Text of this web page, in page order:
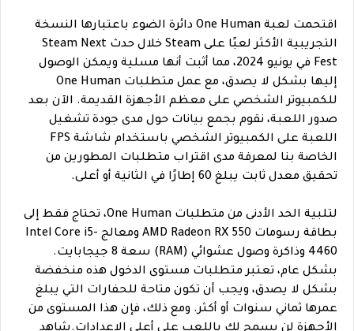
اقتحمت لعبة One Human دائرة الضوء باعتبارها النسخة
التجريبية الأكثر لعبًا على Steam خلال حدث Steam Next
Fest في يونيو 2024، مما أثبت أنها مسلية ويمكن الوصول
إليها بشكل لا يصدق، مع عمل متطلبات One Human
للكمبيوتر الشخصي على معظم الأجهزة القديمة. الآن بعد
صدور اللعبة، نقوم بجمع بيانات حول مدى جودة تشغيل
اللعبة على الكمبيوتر الشخصي باستخدام شاشة FPS
الخاصة بنا لمعرفة مدى اقتراب متطلبات المطورين من
تحقيق معدل ثابت يبلغ 60 إطارًا في الثانية أو أعلى.
لتلبية الحد الأدنى من متطلبات One Human، تحتاج فقط إلى
بطاقة رسومات AMD Radeon RX 550 ومعالج Intel Core i5-
4460 وذاكرة وصول عشوائي (RAM) سعة 8 جيجابايت.
بشكل عام، تعتبر متطلبات مستوى الدخول هذه منخفضة
بشكل لا يصدق، ويجب أن تكون متاحة للحفارات التي يبلغ
عمرها ثماني سنوات أو أكثر. ومع ذلك، فإن هذا المستوى من